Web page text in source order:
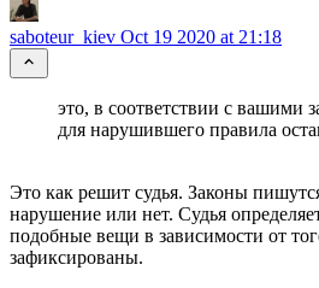
saboteur_kiev Oct 19 2020 at 21:18
это, в соответствии с вашими
для нарушившего правила
Это как решит судья. Законы
нарушение или нет. Судья
подобные вещи в зависимости от
зафиксированы.